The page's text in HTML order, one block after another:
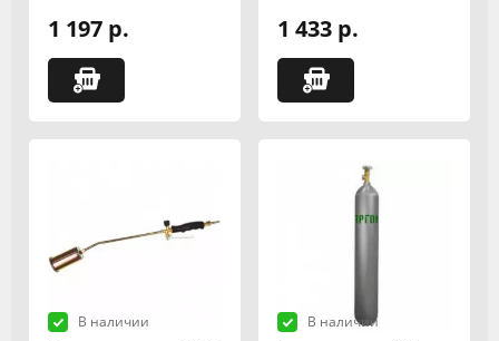
1 197 р. 1 433 р.
В наличии
В наличии